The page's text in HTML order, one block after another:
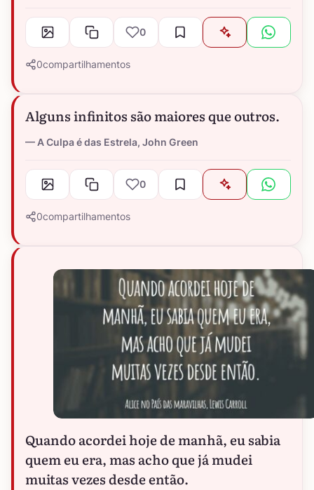
0
0compartilhamentos
Alguns infinitos são maiores que outros.
A Culpa é das Estrela, John Green
0
0compartilhamentos
Quando acordei hoje de manhã, eu sabia
quem eu era, mas acho que já mudei
muitas vezes desde então.